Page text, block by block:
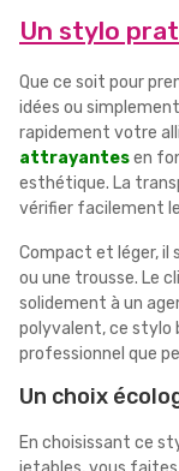
Un stylo
Que ce soit pour
idées ou
rapidement votre
attrayantesen
esthétique. La
vérifier facilement
Compact et léger, il
ou une trousse. Le
solidement à un
polyvalent, ce stylo
professionnel que
Un choix
En choisissant ce